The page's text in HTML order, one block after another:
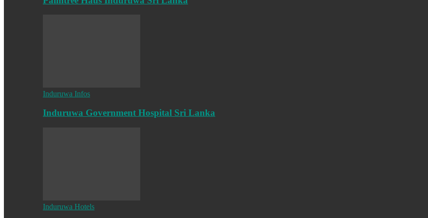
Induruwa Infos
Induruwa Government Hospital Sri Lanka
Induruwa Hotels